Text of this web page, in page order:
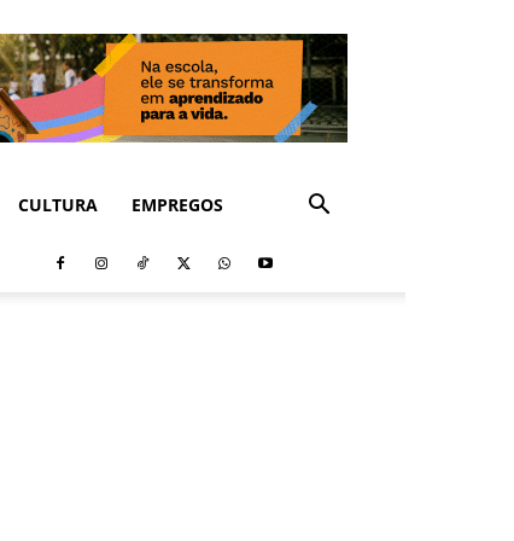
CULTURA EMPREGOS